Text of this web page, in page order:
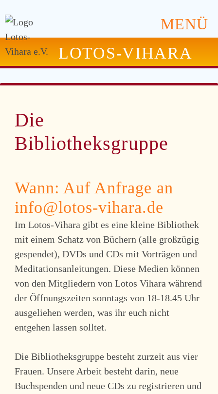
MENÜ
LOTOS-VIHARA
Die
Bibliotheksgruppe
Wann: Auf Anfrage an
info@lotos-vihara.de
Im Lotos-Vihara gibt es eine kleine Bibliothek
mit einem Schatz von Büchern (alle großzügig
gespendet), DVDs und CDs mit Vorträgen und
Meditationsanleitungen. Diese Medien können
von den Mitgliedern von Lotos Vihara während
der Öffnungszeiten sonntags von 18-18.45 Uhr
ausgeliehen werden, was ihr euch nicht
entgehen lassen solltet.
Die Bibliotheksgruppe besteht zurzeit aus vier
Frauen. Unsere Arbeit besteht darin, neue
Buchspenden und neue CDs zu registrieren und